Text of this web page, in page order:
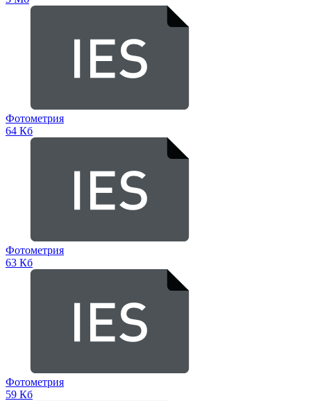
Фотометрия
64 Кб
Фотометрия
63 Кб
Фотометрия
59 Кб